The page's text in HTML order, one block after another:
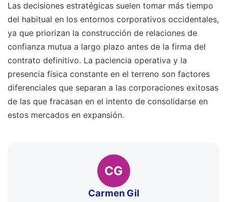
Las decisiones estratégicas suelen tomar más tiempo
del habitual en los entornos corporativos occidentales,
ya que priorizan la construcción de relaciones de
confianza mutua a largo plazo antes de la firma del
contrato definitivo. La paciencia operativa y la
presencia física constante en el terreno son factores
diferenciales que separan a las corporaciones exitosas
de las que fracasan en el intento de consolidarse en
estos mercados en expansión.
CG
Carmen Gil